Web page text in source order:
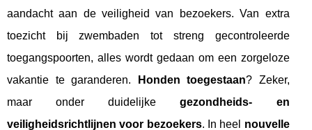
aandacht aan de veiligheid van bezoekers. Van extra
toezicht bij zwembaden tot streng gecontroleerde
toegangspoorten, alles wordt gedaan om een zorgeloze
vakantie te garanderen.
Honden toegestaan? Zeker,
maar onder duidelijkegezondheids- en
veiligheidsrichtlijnen voor bezoekers. In heel nouvelle